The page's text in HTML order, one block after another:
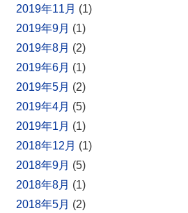
2019年11月 (1)
2019年9月 (1)
2019年8月 (2)
2019年6月 (1)
2019年5月 (2)
2019年4月 (5)
2019年1月 (1)
2018年12月 (1)
2018年9月 (5)
2018年8月 (1)
2018年5月 (2)